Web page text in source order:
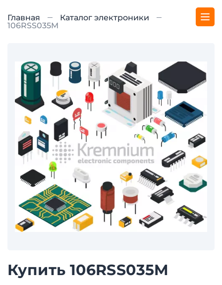
Главная
Каталог электроники
106RSS035M
Купить 106RSS035M